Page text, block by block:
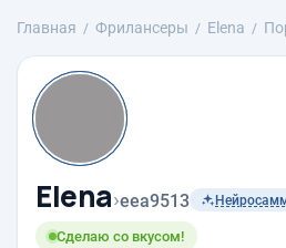
Главная Фрилансеры Elena
Elena›eea9513
Сделаю со вкусом!